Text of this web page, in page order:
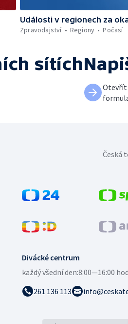
Události v regionech za
Zpravodajství
Regiony Počasí
sítích
Divácké centrum
každý všední den:8:00—16:00
261 136 113
Česká